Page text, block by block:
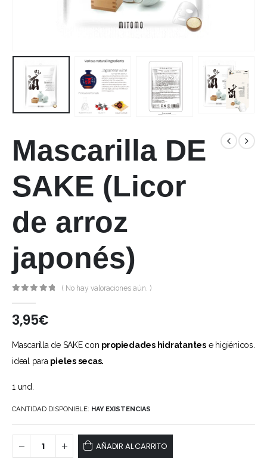
Mascarilla DE
SAKE (Licor
de arroz
japonés)
( No hay valoraciones aún. )
3,95€
Mascarilla de SAKE con propiedades hidratantese higiénicos.
ideal para pieles secas.
1 und.
CANTIDAD DISPONIBLE: HAY EXISTENCIAS
AÑADIR AL CARRITO